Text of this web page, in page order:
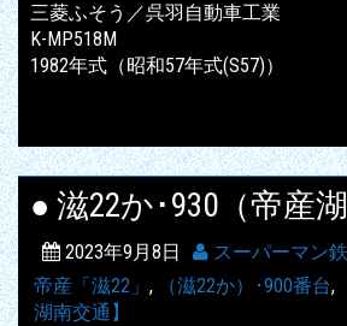
三菱ふそう／呉羽自動車工業
K-MP518M
1982年式（昭和57年式(S57)）
● 滋22か･930（帝産
2023年9月8日
スーパーマン
帝産「滋22」 , （滋22か）･900番台,
湖南交通】